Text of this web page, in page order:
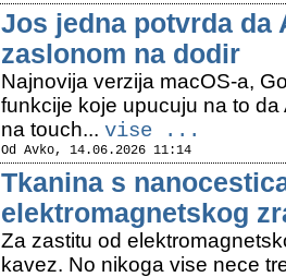
Jos jedna potvrda da
zaslonom na dodir
Najnovija verzija macOS-a,
funkcije koje upucuju na to
na touch... vise ...
Od Avko, 14.06.2026 11:14
Tkanina s
elektromagnetskog
Za zastitu od
kavez. No nikoga vise nece